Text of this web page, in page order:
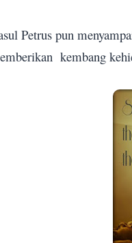
Petrus pun
kembang